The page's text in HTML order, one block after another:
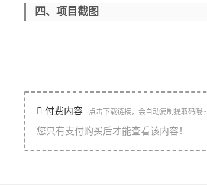
四、项目截图
付费内容 点击下载链接，会自动复制提取码哦~
您只有支付购买后才能查看该内容！